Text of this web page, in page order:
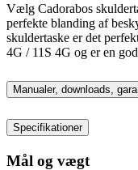
Vælg Cadorabos
perfekte blanding af
skuldertaske er det
4G / 11S 4G og er en
Manualer, downloads,
Specifikationer
Mål og vægt